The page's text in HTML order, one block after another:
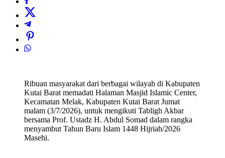
Ribuan masyarakat dari berbagai wilayah di Kabupaten
Kutai Barat memadati Halaman Masjid Islamic Center,
Kecamatan Melak, Kabupaten Kutai Barat Jumat
malam (3/7/2026), untuk mengikuti Tabligh Akbar
bersama Prof. Ustadz H. Abdul Somad dalam rangka
menyambut Tahun Baru Islam 1448 Hijriah/2026
Masehi.